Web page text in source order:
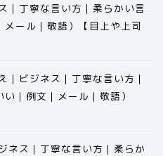
｜丁寧な言い方｜柔らかい言
ール｜敬語）【目上や上司
｜ビジネス｜丁寧な言い方｜
｜例文｜メール｜敬語）
ネス｜丁寧な言い方｜柔らか
食品